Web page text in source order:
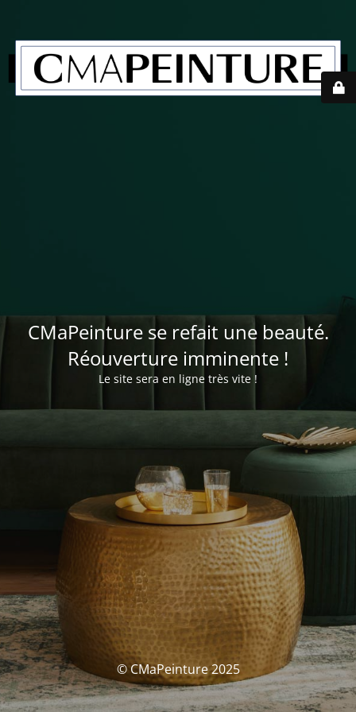
CMaPeinture se refait une beauté.
Réouverture imminente !
Le site sera en ligne très vite !
© CMaPeinture 2025